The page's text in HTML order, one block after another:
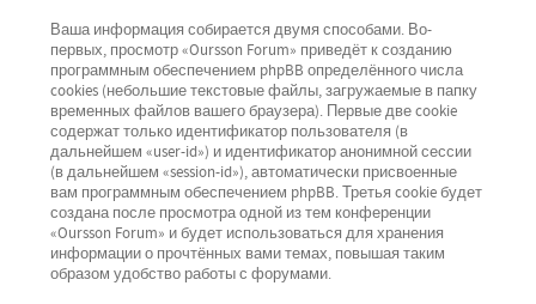
Ваша информация собирается двумя способами. Во-
первых, просмотр «Oursson Forum» приведёт к созданию
программным обеспечением phpBB определённого числа
cookies (небольшие текстовые файлы, загружаемые в папку
временных файлов вашего браузера). Первые две cookie
содержат только идентификатор пользователя (в
дальнейшем «user-id») и идентификатор анонимной сессии
(в дальнейшем «session-id»), автоматически присвоенные
вам программным обеспечением phpBB. Третья cookie будет
создана после просмотра одной из тем конференции
«Oursson Forum» и будет использоваться для хранения
информации о прочтённых вами темах, повышая таким
образом удобство работы с форумами.